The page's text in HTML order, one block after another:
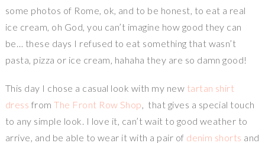
some photos of Rome, ok, and to be honest, to eat a real
ice cream, oh God, you can’t imagine how good they can
be… these days I refused to eat something that wasn’t
pasta, pizza or ice cream, hahaha they are so damn good!
This day I chose a casual look with my new tartan shirt
dress fromThe Front Row Shop , that gives a special touch
to any simple look. I love it, can’t wait to good weather to
arrive, and be able to wear it with a pair of denim shorts and